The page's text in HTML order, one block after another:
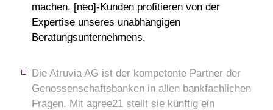
machen. [neo]-Kunden profitieren von der
Expertise unseres unabhängigen
Beratungsunternehmens.
Die Atruvia AG ist der kompetente Partner der
Genossenschaftsbanken in allen bankfachlichen
Fragen. Mit agree21 stellt sie künftig ein